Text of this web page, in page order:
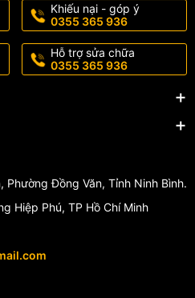
đại.
Thực Tế
mại
Chọn INAX
đầu Nhật Bản
Khiếu nại - góp ý
0355 365 936
Hỗ trợ sửa chữa
0355 365 936
Phường Đồng Văn, Tỉnh Ninh Bình.
Hiệp Phú, TP Hồ Chí Minh